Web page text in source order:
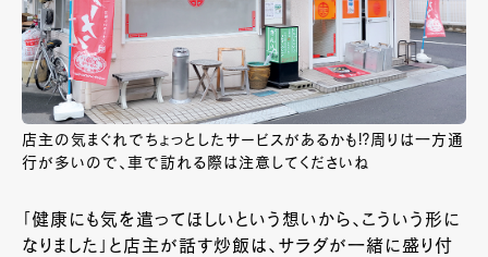
店主の気まぐれでちょっとしたサービスがあるかも!?周りは一方通
行が多いので、車で訪れる際は注意してくださいね
「健康にも気を遣ってほしいという想いから、こういう形に
なりました」と店主が話す炒飯は、サラダが一緒に盛り付